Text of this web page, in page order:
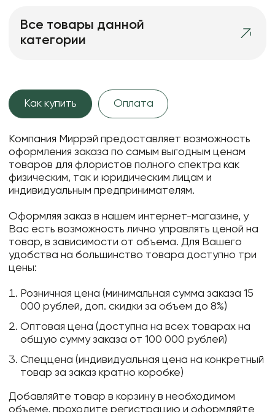
Все товары данной
категории
Как купить Оплата
Компания Миррэй предоставляет возможность
оформления заказа по самым выгодным ценам
товаров для флористов полного спектра как
физическим, так и юридическим лицам и
индивидуальным предпринимателям.
Оформляя заказ в нашем интернет-магазине, у
Вас есть возможность лично управлять ценой на
товар, в зависимости от объема. Для Вашего
удобства на большинство товара доступно три
цены:
Розничная цена (минимальная сумма заказа 15
000 рублей, доп. скидки за объем до 8%)
Оптовая цена (доступна на всех товарах на
общую сумму заказа от 100 000 рублей)
Спеццена (индивидуальная цена на конкретный
товар за заказ кратно коробке)
Добавляйте товар в корзину в необходимом
объеме, проходите регистрацию и оформляйте